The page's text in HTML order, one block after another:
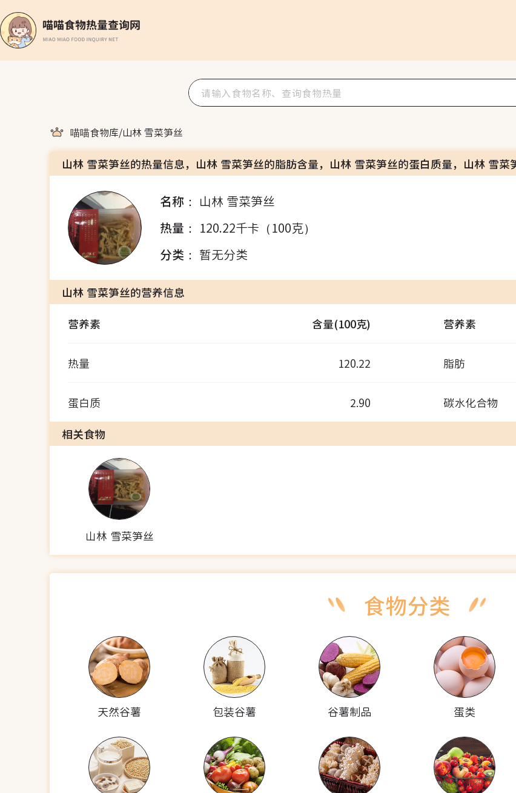
喵喵食物库/山林 雪菜笋丝
山林 雪菜笋丝的热量信息，山林 雪菜笋丝的脂肪含量，山林 雪菜笋丝的蛋白质量，山林 雪菜
名称： 山林 雪菜笋丝
热量： 120.22千卡（100克）
分类： 暂无分类
山林 雪菜笋丝的营养信息
营养素
含量(100克) 营养素
热量 120.22 脂肪
蛋白质 2.90 碳水化合物
相关食物
山林 雪菜笋丝
天然谷薯 包装谷薯 谷薯制品 蛋类